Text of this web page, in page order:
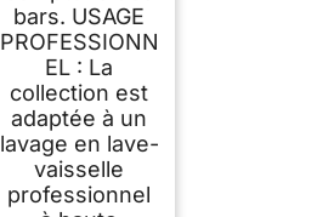
bars. USAGE
PROFESSIONN
EL : La
collection est
adaptée à un
lavage en lave-
vaisselle
professionnel